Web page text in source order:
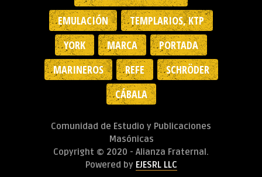
EMULACIÓN
TEMPLARIOS, KTP
YORK
MARCA
PORTADA
MARINEROS
REFE
SCHRÖDER
CÁBALA
Comunidad de Estudio y Publicaciones
Masónicas
Copyright © 2020 - Alianza Fraternal.
Powered by EJESRL LLC